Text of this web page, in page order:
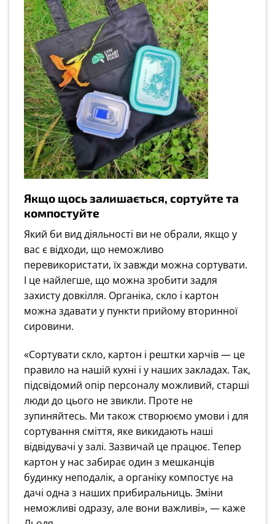
Якщо щось залишається, сортуйте та
компостуйте
Який би вид діяльності ви не обрали, якщо у
вас є відходи, що неможливо
перевикористати, їх завжди можна сортувати.
І це найлегше, що можна зробити задля
захисту довкілля. Органіка, скло і картон
можна здавати у пункти прийому вторинної
сировини.
«Сортувати скло, картон і рештки харчів — це
правило на нашій кухні і у наших закладах. Так,
підсвідомий опір персоналу можливий, старші
люди до цього не звикли. Проте не
зупиняйтесь. Ми також створюємо умови і для
сортування сміття, яке викидають наші
відвідувачі у залі. Зазвичай це працює. Тепер
картон у нас забирає один з мешканців
будинку неподалік, а органіку компостує на
дачі одна з наших прибиральниць. Зміни
неможливі одразу, але вони важливі», — каже